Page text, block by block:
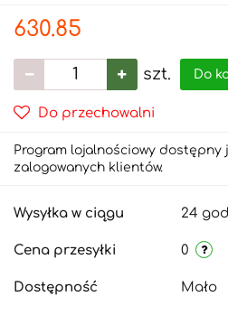
630.85
szt. Do
Do przechowalni
Program lojalnościowy dostępny
zalogowanych klientów.
Wysyłka w ciągu 24
Cena przesyłki 0
Dostępność Mało